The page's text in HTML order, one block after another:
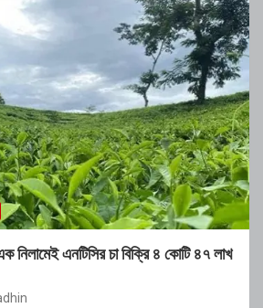
নিলামেই এনটিসির চা বিক্রি ৪ কোটি ৪৭ লাখ